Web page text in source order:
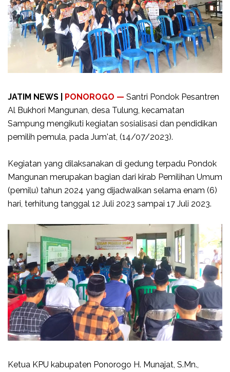
JATIM NEWS | PONOROGO — Santri Pondok Pesantren
Al Bukhori Mangunan, desa Tulung, kecamatan
Sampung mengikuti kegiatan sosialisasi dan pendidikan
pemilih pemula, pada Jum'at, (14/07/2023).
Kegiatan yang dilaksanakan di gedung terpadu Pondok
Mangunan merupakan bagian dari kirab Pemilihan Umum
(pemilu) tahun 2024 yang dijadwalkan selama enam (6)
hari, terhitung tanggal 12 Juli 2023 sampai 17 Juli 2023.
Ketua KPU kabupaten Ponorogo H. Munajat, S.Mn.,